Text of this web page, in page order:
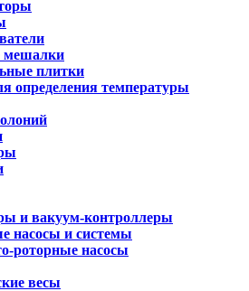
мешалки
плитки
определения температуры
и вакуум-контроллеры
насосы и системы
роторные насосы
весы